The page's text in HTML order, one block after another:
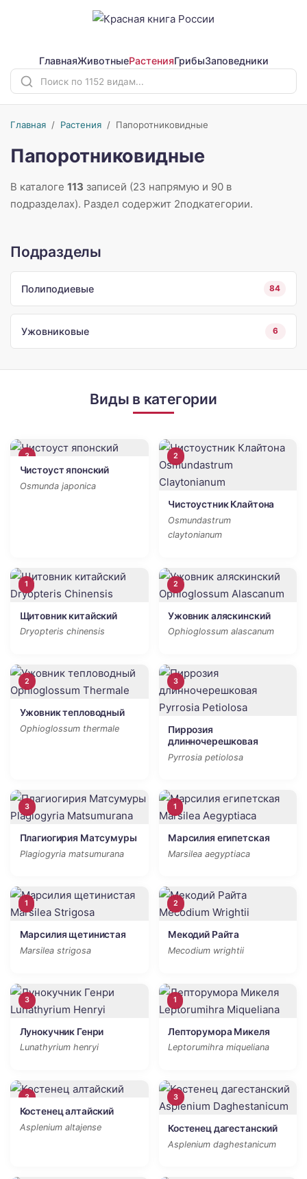
ГлавнаяЖивотныеРастенияГрибыЗаповедники
Главная / Растения / Папоротниковидные
Папоротниковидные
В каталоге 113 записей (23 напрямую и 90 в
подразделах). Раздел содержит 2подкатегории.
Подразделы
Полиподиевые 84
Ужовниковые 6
Виды в категории
3
Чистоуст японский
Osmunda japonica
2
Чистоустник Клайтона
Osmundastrum
claytonianum
1
Щитовник китайский
Dryopteris chinensis
2
Ужовник аляскинский
Ophioglossum alascanum
2
Ужовник тепловодный
Ophioglossum thermale
3
Пиррозия
длинночерешковая
Pyrrosia petiolosa
3
Плагиогирия Матсумуры
Plagiogyria matsumurana
1
Марсилия египетская
Marsilea aegyptiaca
1
Марсилия щетинистая
Marsilea strigosa
2
Мекодий Райта
Mecodium wrightii
3
Лунокучник Генри
Lunathyrium henryi
1
Лепторумора Микеля
Leptorumihra miqueliana
3
Костенец алтайский
Asplenium altajense
3
Костенец дагестанский
Asplenium daghestanicum